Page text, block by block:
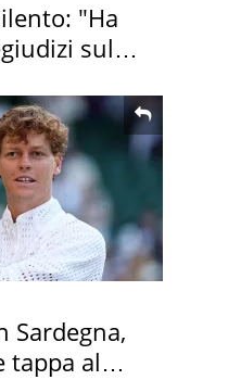
"Ha
sul
Sardegna,
tappa al